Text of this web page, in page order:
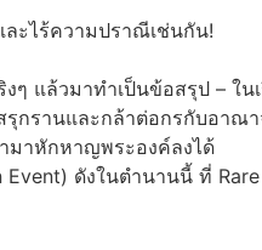
ะไร้ความปราณีเช่นกัน!
ๆ แล้วมาทำเป็นข้อสรุป –
รานและกล้าต่อกรกับอาณ
มาหักหาญพระองค์ลงได้
ดังในตำนานนี้ ที่